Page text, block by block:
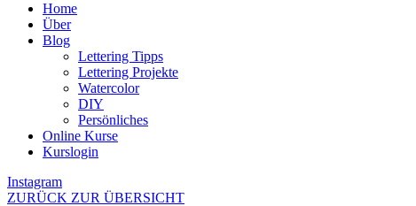
Home
Über
Blog
Lettering Tipps
Lettering Projekte
Watercolor
DIY
Persönliches
Online Kurse
Kurslogin
Instagram
ZURÜCK ZUR ÜBERSICHT